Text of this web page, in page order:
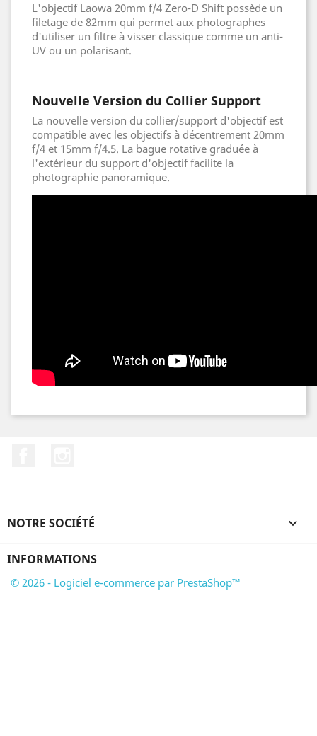
L'objectif Laowa 20mm f/4 Zero-D Shift possède un
filetage de 82mm qui permet aux photographes
d'utiliser un filtre à visser classique comme un anti-
UV ou un polarisant.
Nouvelle Version du Collier Support
La nouvelle version du collier/support d'objectif est
compatible avec les objectifs à décentrement 20mm
f/4 et 15mm f/4.5. La bague rotative graduée à
l'extérieur du support d'objectif facilite la
photographie panoramique.
NOTRE SOCIÉTÉ 
INFORMATIONS
© 2026 - Logiciel e-commerce par PrestaShop™